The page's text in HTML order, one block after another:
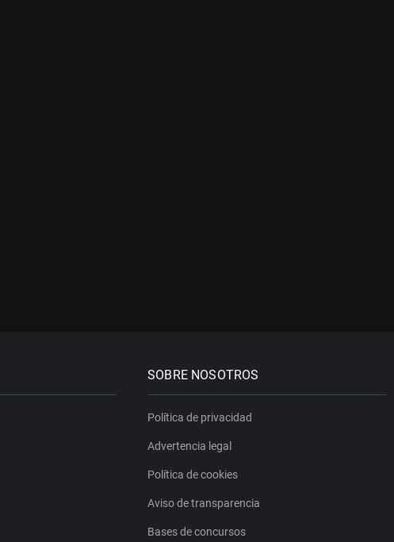
SOBRE NOSOTROS
Política de privacidad
Advertencia legal
Política de cookies
Aviso de transparencia
Bases de concursos